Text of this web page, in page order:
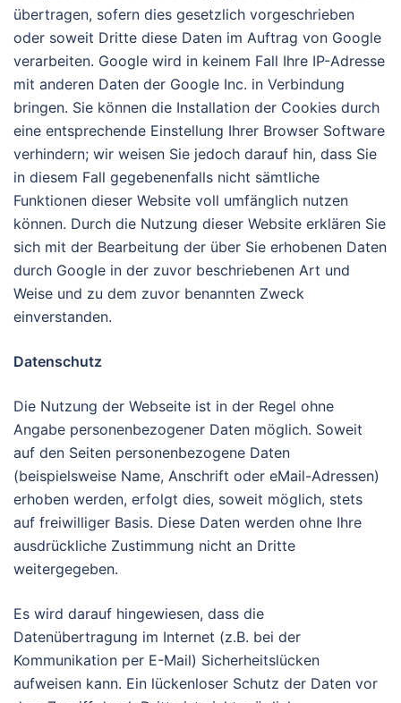
übertragen, sofern dies gesetzlich vorgeschrieben
oder soweit Dritte diese Daten im Auftrag von Google
verarbeiten. Google wird in keinem Fall Ihre IP-Adresse
mit anderen Daten der Google Inc. in Verbindung
bringen. Sie können die Installation der Cookies durch
eine entsprechende Einstellung Ihrer Browser Software
verhindern; wir weisen Sie jedoch darauf hin, dass Sie
in diesem Fall gegebenenfalls nicht sämtliche
Funktionen dieser Website voll umfänglich nutzen
können. Durch die Nutzung dieser Website erklären Sie
sich mit der Bearbeitung der über Sie erhobenen Daten
durch Google in der zuvor beschriebenen Art und
Weise und zu dem zuvor benannten Zweck
einverstanden.
Datenschutz
Die Nutzung der Webseite ist in der Regel ohne
Angabe personenbezogener Daten möglich. Soweit
auf den Seiten personenbezogene Daten
(beispielsweise Name, Anschrift oder eMail-Adressen)
erhoben werden, erfolgt dies, soweit möglich, stets
auf freiwilliger Basis. Diese Daten werden ohne Ihre
ausdrückliche Zustimmung nicht an Dritte
weitergegeben.
Es wird darauf hingewiesen, dass die
Datenübertragung im Internet (z.B. bei der
Kommunikation per E-Mail) Sicherheitslücken
aufweisen kann. Ein lückenloser Schutz der Daten vor